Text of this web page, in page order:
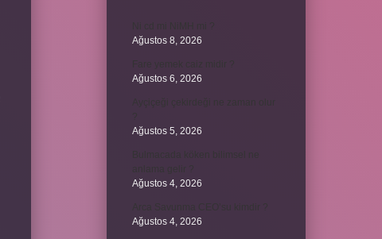
Ağustos 8, 2026
Ağustos 6, 2026
Ağustos 5, 2026
Ağustos 4, 2026
Ağustos 4, 2026